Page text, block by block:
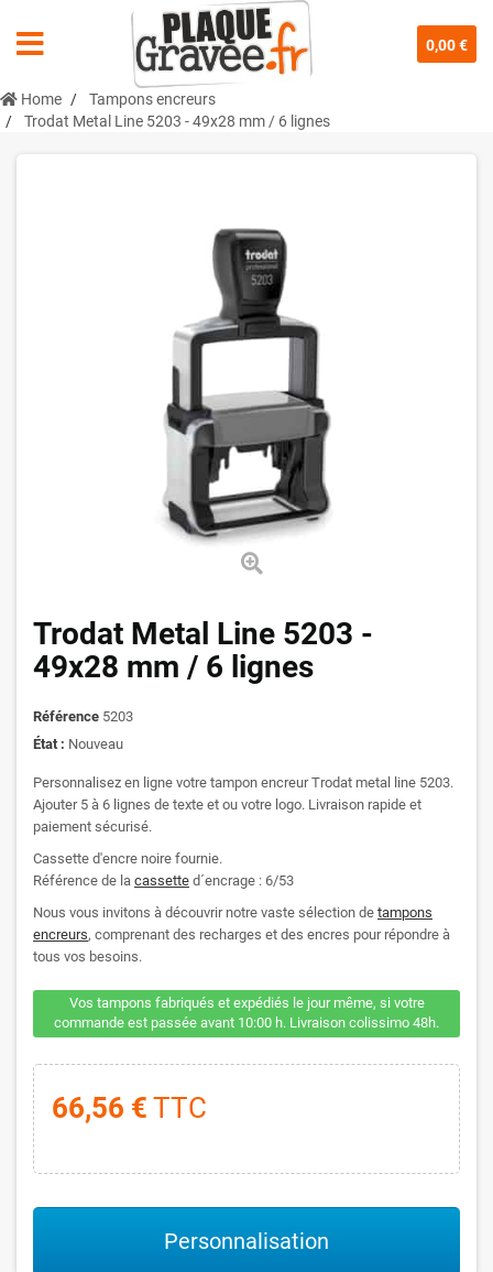
0,00 €
Home
Tampons encreurs
Trodat Metal Line 5203 - 49x28 mm / 6 lignes
Trodat Metal Line 5203 -
49x28 mm / 6 lignes
Référence 5203
État : Nouveau
Personnalisez en ligne votre tampon encreur Trodat metal line 5203.
Ajouter 5 à 6 lignes de texte et ou votre logo. Livraison rapide et
paiement sécurisé.
Cassette d'encre noire fournie.
Référence de la cassette d´encrage : 6/53
Nous vous invitons à découvrir notre vaste sélection de tampons
encreurs, comprenant des recharges et des encres pour répondre à
tous vos besoins.
Vos tampons fabriqués et expédiés le jour même, si votre
commande est passée avant 10:00 h. Livraison colissimo 48h.
66,56 € TTC
Personnalisation